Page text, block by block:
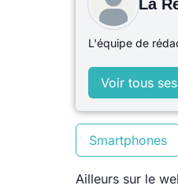
La
L'équipe de
Voir tous
Smartphones
Ailleurs sur le